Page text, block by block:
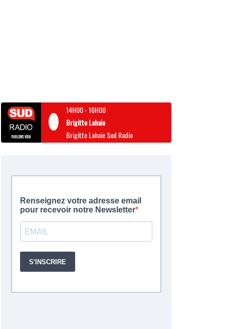
14H00-16H00
Brigitte Lahaie
Brigitte Lahaie Sud Radio